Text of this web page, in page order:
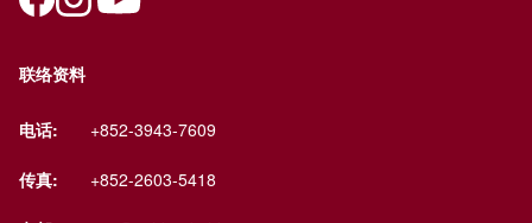
联络资料
电话: +852-3943-7609
传真: +852-2603-5418